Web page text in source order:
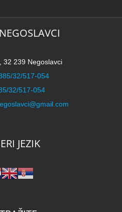
32 239 Negoslavci
32/517-054
32/517-054
JEZIK